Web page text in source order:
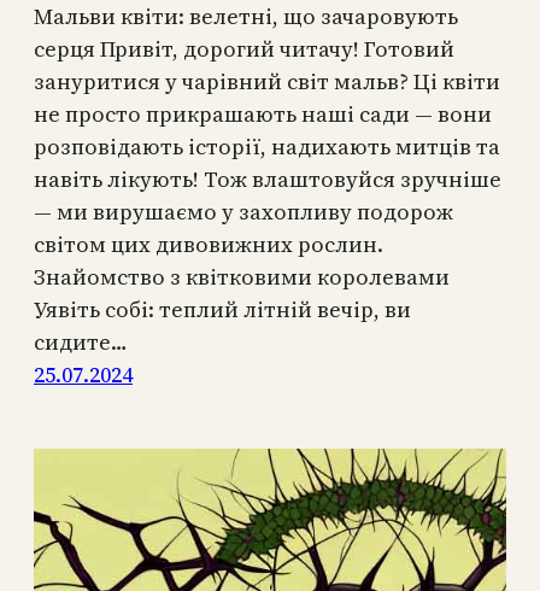
Мальви квіти: велетні, що зачаровують
серця Привіт, дорогий читачу! Готовий
зануритися у чарівний світ мальв? Ці квіти
не просто прикрашають наші сади — вони
розповідають історії, надихають митців та
навіть лікують! Тож влаштовуйся зручніше
— ми вирушаємо у захопливу подорож
світом цих дивовижних рослин.
Знайомство з квітковими королевами
Уявіть собі: теплий літній вечір, ви
сидите…
25.07.2024